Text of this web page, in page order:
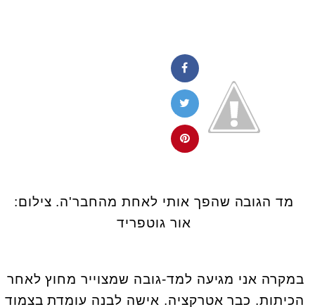
מד הגובה שהפך אותי לאחת מהחבר'ה. צילום:
אור גוטפריד
במקרה אני מגיעה למד-גובה שמצוייר מחוץ לאחר
הכיתות. כבר אטרקציה. אישה לבנה עומדת בצמוד